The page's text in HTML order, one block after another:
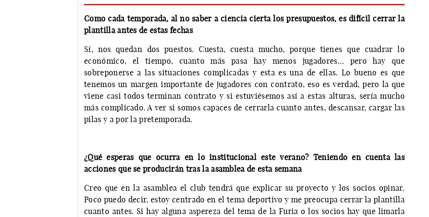
Como cada temporada, al no saber a ciencia cierta los presupuestos, es difícil cerrar la
plantilla antes de estas fechas
Sí, nos quedan dos puestos. Cuesta, cuesta mucho, porque tienes que cuadrar lo
económico, el tiempo, cuanto más pasa hay menos jugadores… pero hay que
sobreponerse a las situaciones complicadas y esta es una de ellas. Lo bueno es que
tenemos un margen importante de jugadores con contrato, eso es verdad, pero la que
viene casi todos terminan contrato y si estuviésemos así a estas alturas, sería mucho
más complicado. A ver si somos capaces de cerrarla cuanto antes, descansar, cargar las
pilas y a por la pretemporada.
¿Qué esperas que ocurra en lo institucional este verano? Teniendo en cuenta las
acciones que se producirán tras la asamblea de esta semana
Creo que en la asamblea el club tendrá que explicar su proyecto y los socios opinar.
Poco puedo decir, estoy centrado en el tema deportivo y me preocupa cerrar la plantilla
cuanto antes. Si hay alguna aspereza del tema de la Furia o los socios hay que limarla